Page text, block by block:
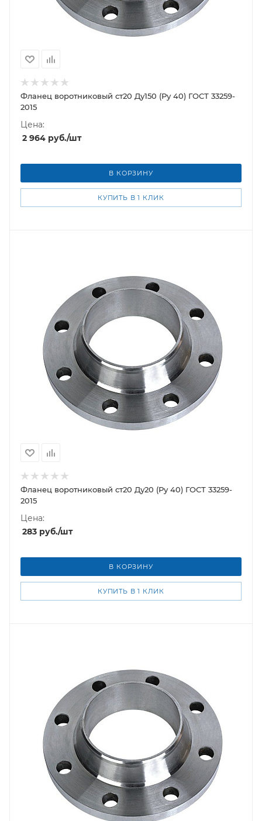
Фланец воротниковый ст20 Ду150 (Ру 40) ГОСТ 33259-
2015
Цена:
2 964 руб./шт
В КОРЗИНУ
КУПИТЬ В 1 КЛИК
Фланец воротниковый ст20 Ду20 (Ру 40) ГОСТ 33259-
2015
Цена:
283 руб./шт
В КОРЗИНУ
КУПИТЬ В 1 КЛИК